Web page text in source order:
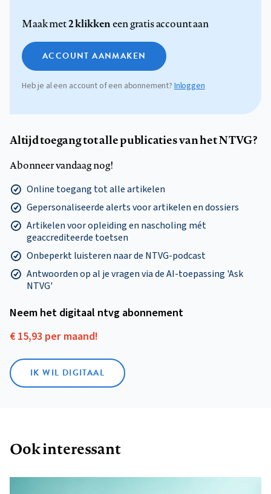
Maak met2 klikkeneen gratis account aan
ACCOUNT AANMAKEN
Heb je al een account of een abonnement? Inloggen
Altijd toegang tot alle publicaties van het NTVG?
Abonneer vandaag nog!
Online toegang tot alle artikelen
Gepersonaliseerde alerts voor artikelen en dossiers
Artikelen voor opleiding en nascholing mét
geaccrediteerde toetsen
Onbeperkt luisteren naar de NTVG-podcast
Antwoorden op al je vragen via de AI-toepassing 'Ask
NTVG'
Neem het digitaal ntvg abonnement
€ 15,93 per maand!
IK WIL DIGITAAL
Ook interessant